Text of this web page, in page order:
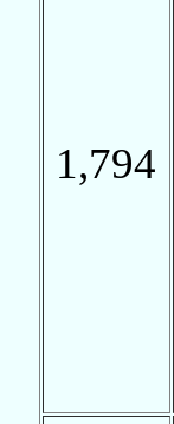
1,794